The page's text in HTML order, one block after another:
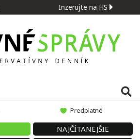
Inzerujte na HS
Predplatné
NAJČÍTANEJŠIE